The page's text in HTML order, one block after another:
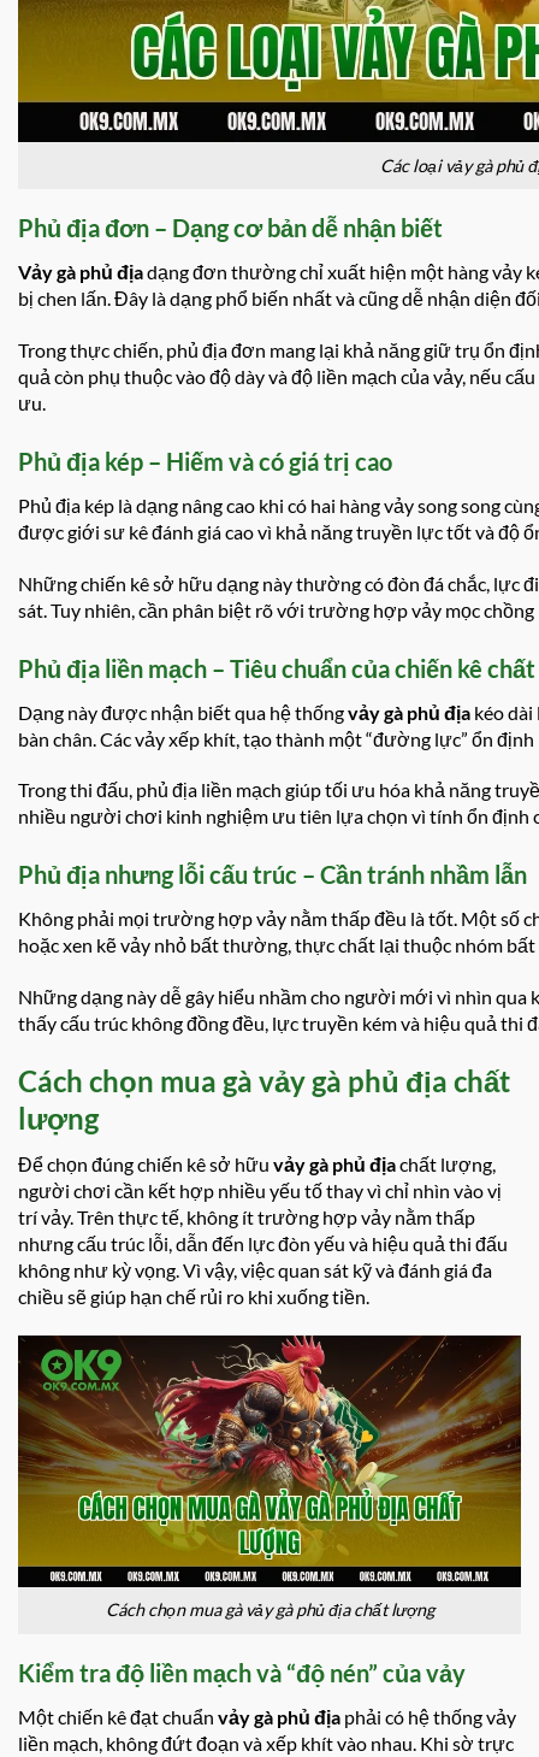
Các loại vảy gà phủ
Phủ địa đơn – Dạng cơ bản dễ nhận biết
Vảy gà phủ địadạng đơn thường chỉ xuất hiện một hàng vảy
bị chen lấn. Đây là dạng phổ biến nhất và cũng dễ nhận diện
Trong thực chiến, phủ địa đơn mang lại khả năng giữ trụ ổn
quả còn phụ thuộc vào độ dày và độ liền mạch của vảy, nếu
ưu.
Phủ địa kép – Hiếm và có giá trị cao
Phủ địa kép là dạng nâng cao khi có hai hàng vảy song song
được giới sư kê đánh giá cao vì khả năng truyền lực tốt và độ
Những chiến kê sở hữu dạng này thường có đòn đá chắc, lực
sát. Tuy nhiên, cần phân biệt rõ với trường hợp vảy mọc
Phủ địa liền mạch – Tiêu chuẩn của chiến kê
Dạng này được nhận biết qua hệ thốngvảy gà phủ địa kéo
bàn chân. Các vảy xếp khít, tạo thành một “đường lực” ổn
Trong thi đấu, phủ địa liền mạch giúp tối ưu hóa khả năng
nhiều người chơi kinh nghiệm ưu tiên lựa chọn vì tính ổn định
Phủ địa nhưng lỗi cấu trúc – Cần tránh nhầm lẫn
Không phải mọi trường hợp vảy nằm thấp đều là tốt. Một số
hoặc xen kẽ vảy nhỏ bất thường, thực chất lại thuộc nhóm
Những dạng này dễ gây hiểu nhầm cho người mới vì nhìn qua
thấy cấu trúc không đồng đều, lực truyền kém và hiệu quả thi
Cách chọn mua gà vảy gà phủ địa chất
lượng
Để chọn đúng chiến kê sở hữu vảy gà phủ địachất lượng,
người chơi cần kết hợp nhiều yếu tố thay vì chỉ nhìn vào vị
trí vảy. Trên thực tế, không ít trường hợp vảy nằm thấp
nhưng cấu trúc lỗi, dẫn đến lực đòn yếu và hiệu quả thi đấu
không như kỳ vọng. Vì vậy, việc quan sát kỹ và đánh giá đa
chiều sẽ giúp hạn chế rủi ro khi xuống tiền.
Cách chọn mua gà vảy gà phủ địa chất lượng
Kiểm tra độ liền mạch và “độ nén” của vảy
Một chiến kê đạt chuẩn vảy gà phủ địa phải có hệ thống vảy
liền mạch, không đứt đoạn và xếp khít vào nhau. Khi sờ trực